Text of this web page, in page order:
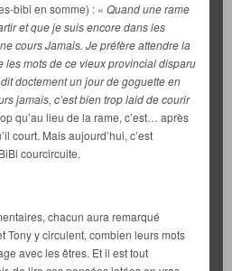
bibi en somme) : « Quand une rame
et que je suis encore dans les
cours Jamais. Je préfère attendre la
les mots de ce vieux provincial disparu
doctement un jour de goguette en
jamais, c’est bien trop laid de courir
qu’au lieu de la rame, c’est… après
court. Mais aujourd’hui, c’est
courcircuite.
chacun aura remarqué
Tony y circulent, combien leurs mots
avec les êtres. Et il est tout